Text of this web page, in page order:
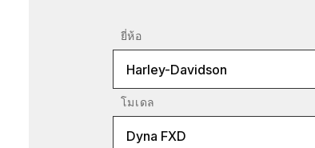
ยี่ห้อ
Harley-Davidson
โมเดล
Dyna FXD